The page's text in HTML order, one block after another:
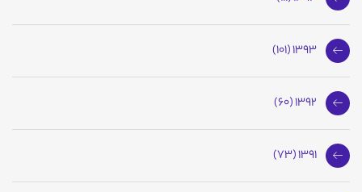
1393 (101)
1392 (60)
1391 (73)